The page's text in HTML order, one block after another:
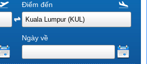
Điểm đến
Ngày về